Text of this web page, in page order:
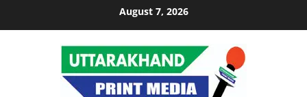
August 7, 2026